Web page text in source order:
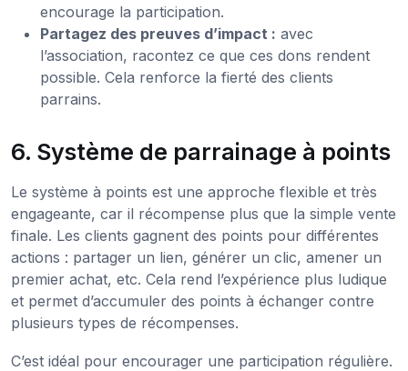
encourage la participation.
Partagez des preuves d’impact : avec
l’association, racontez ce que ces dons rendent
possible. Cela renforce la fierté des clients
parrains.
6. Système de parrainage à points
Le système à points est une approche flexible et très
engageante, car il récompense plus que la simple vente
finale. Les clients gagnent des points pour différentes
actions : partager un lien, générer un clic, amener un
premier achat, etc. Cela rend l’expérience plus ludique
et permet d’accumuler des points à échanger contre
plusieurs types de récompenses.
C’est idéal pour encourager une participation régulière.